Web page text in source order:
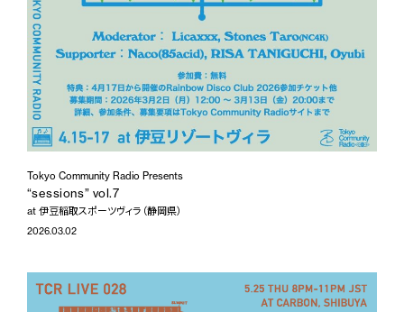
Tokyo Community Radio Presents
“sessions” vol.7
at 伊豆稲取スポーツヴィラ（静岡県）
2026.03.02